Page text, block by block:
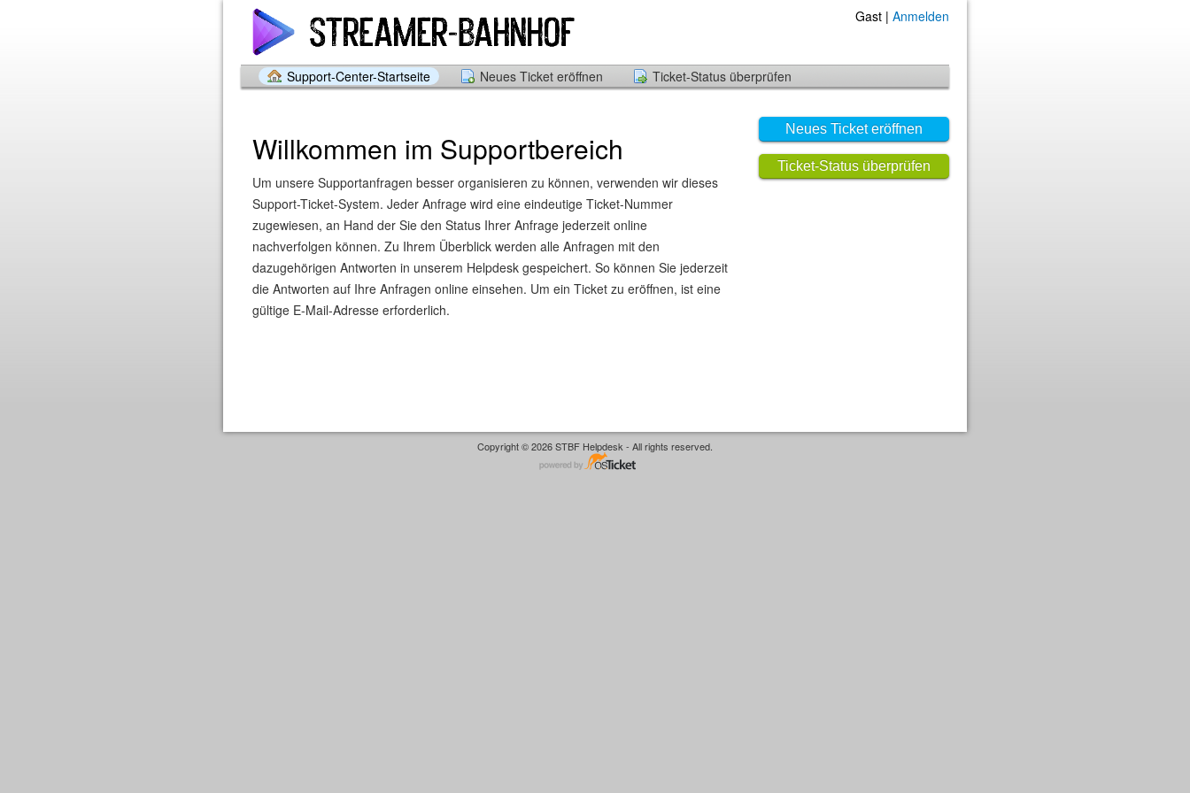
Gast | Anmelden
Support-Center-Startseite Neues Ticket eröffnen Ticket-Status überprüfen
Neues Ticket eröffnen
Ticket-Status überprüfen
Willkommen im Supportbereich
Um unsere Supportanfragen besser organisieren zu können, verwenden wir dieses
Support-Ticket-System. Jeder Anfrage wird eine eindeutige Ticket-Nummer
zugewiesen, an Hand der Sie den Status Ihrer Anfrage jederzeit online
nachverfolgen können. Zu Ihrem Überblick werden alle Anfragen mit den
dazugehörigen Antworten in unserem Helpdesk gespeichert. So können Sie jederzeit
die Antworten auf Ihre Anfragen online einsehen. Um ein Ticket zu eröffnen, ist eine
gültige E-Mail-Adresse erforderlich.
Copyright © 2026 STBF Helpdesk - All rights reserved.